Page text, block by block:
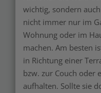
wichtig, sondern
nicht immer nur im
Wohnung oder im
machen. Am besten
in Richtung einer
bzw. zur Couch oder
aufhalten. Sollte sie